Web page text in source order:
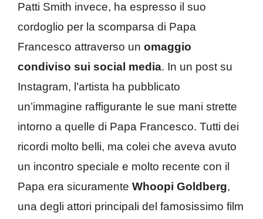
​Patti Smith invece, ha espresso il suo
cordoglio per la scomparsa di Papa
Francesco attraverso un omaggio
condiviso sui social media. In un post su
Instagram, l’artista ha pubblicato
un’immagine raffigurante le sue mani strette
intorno a quelle di Papa Francesco. Tutti dei
ricordi molto belli, ma colei che aveva avuto
un incontro speciale e molto recente con il
Papa era sicuramente Whoopi Goldberg,
una degli attori principali del famosissimo film